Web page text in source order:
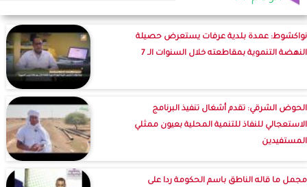
نواكشوط: عمدة بلدية عرفات يستعرض حصيلة
النهضة التنموية بمقاطعته خلال السنوات الـ 7
الحوض الشرقي: تقدم أشغال تنفيذ البرنامج
الاستعجالي للنفاذ للتنمية المحلية بعيون ممثلي
المستفيدين
مجمل ما قاله الناطق باسم الحكومة ردا على